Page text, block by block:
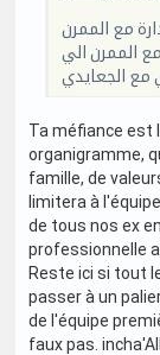
مع الممرن
الممرن الي
مع الجعايدي
Ta méfiance est
organigramme,
famille, de
limitera à
de tous nos ex
professionnelle
Reste ici si tout
passer à un
de l'équipe
faux pas.